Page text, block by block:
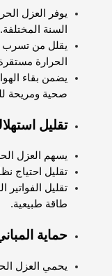
يوفر العزل
السنة المختلفة.
يقلل من تسرب
الحرارة
يضمن بقاء
صحية ومريحة
تقليل
يسهم العزل
تقليل احتياج
تقليل الفواتير
طاقة طبيعية.
حماية
يحمي العزل